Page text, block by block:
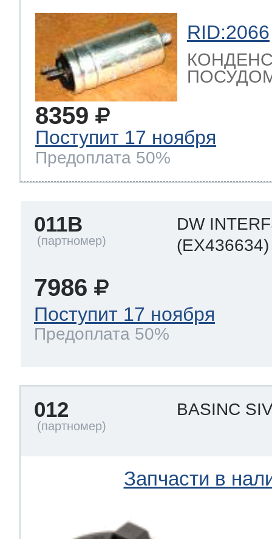
RID:2066
8359
Поступит 17 ноября
Предоплата 50%
011B
DW
(EX436634)
7986
Поступит 17 ноября
Предоплата 50%
012 BASINC
Запчасти в